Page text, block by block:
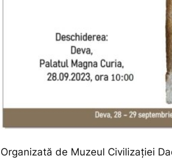
Organizată de Muzeul Civilizației